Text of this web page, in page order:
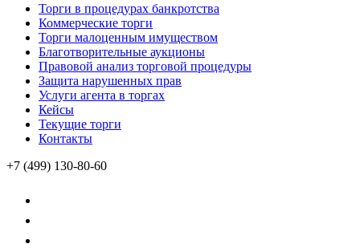
Торги в процедурах банкротства
Коммерческие торги
Торги малоценным имуществом
Благотворительные аукционы
Правовой анализ торговой процедуры
Защита нарушенных прав
Услуги агента в торгах
Кейсы
Текущие торги
Контакты
+7 (499) 130-80-60